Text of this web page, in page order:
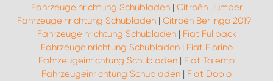
Fahrzeugeinrichtung Schubladen| Citroën Jumper
Fahrzeugeinrichtung Schubladen | Citroën Berlingo 2019-
Fahrzeugeinrichtung Schubladen| Fiat Fullback
Fahrzeugeinrichtung Schubladen| Fiat Fiorino
Fahrzeugeinrichtung Schubladen | Fiat Talento
Fahrzeugeinrichtung Schubladen | Fiat Doblo